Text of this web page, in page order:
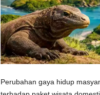
Perubahan gaya hidup